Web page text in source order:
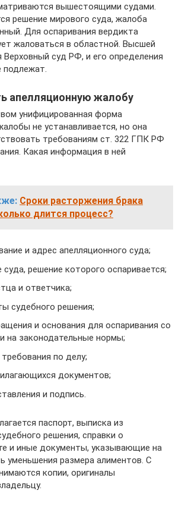
вышестоящими судами.
решение мирового суда, жалоба
Для оспаривания вердикта
жаловаться в областной. Высшей
Верховный суд РФ, и его определения
апелляционную жалобу
унифицированная форма
не устанавливается, но она
требованиям ст. 322 ГПК РФ
Какая информация в ней
Сроки расторжения брака
длится процесс?
и адрес апелляционного суда;
суда, решение которого оспаривается;
и ответчика;
судебного решения;
и основания для оспаривания со
на законодательные нормы;
по делу;
документов;
и подпись.
паспорт, выписка из
решения, справки о
и иные документы, указывающие на
уменьшения размера алиментов. С
копии, оригиналы